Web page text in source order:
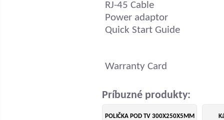
RJ-45 Cable
Power adaptor
Quick Start Guide
Warranty Card
Príbuzné produkty:
POLIČKA POD TV 300X250X5MM